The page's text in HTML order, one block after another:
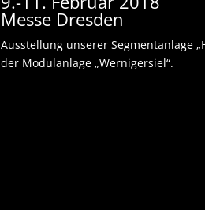
Messe Dresden
Ausstellung unserer Segmentanlage
der Modulanlage „Wernigersiel“.